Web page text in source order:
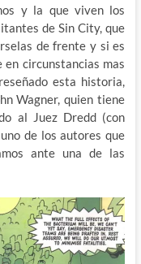
y la que viven los
de Sin City, que
de frente y si es
en circunstancias mas
esta historia,
Wagner, quien tiene
al Juez Dredd (con
de los autores que
ante una de las